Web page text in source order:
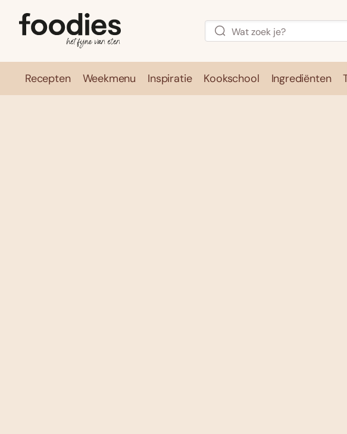
Recepten Weekmenu Inspiratie Kookschool Ingrediënten